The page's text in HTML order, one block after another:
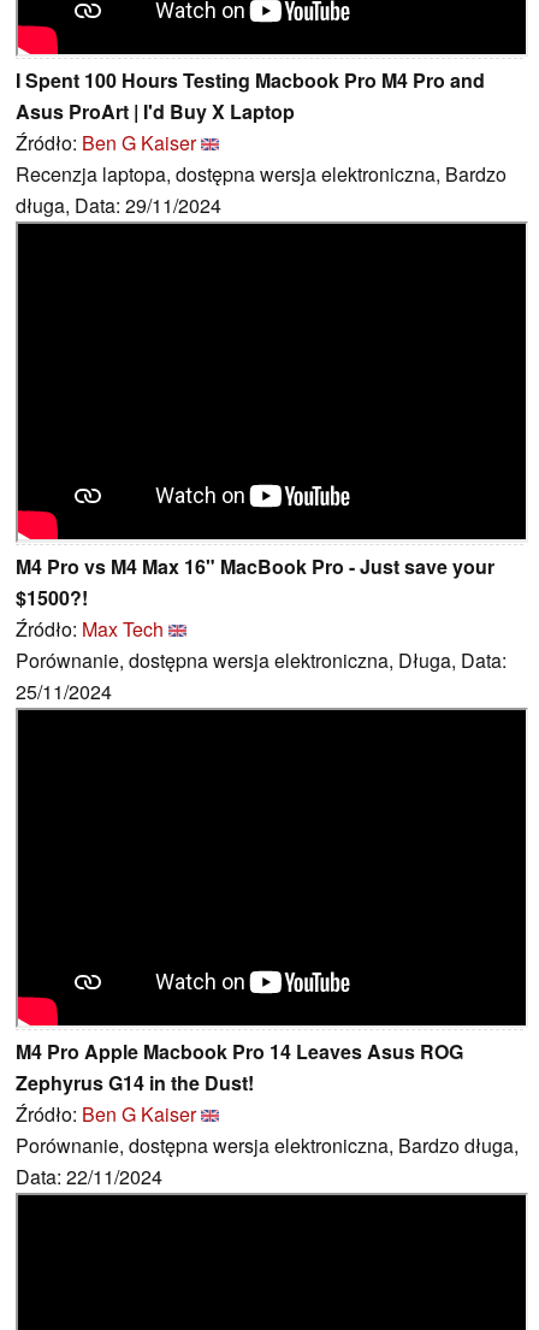
I Spent 100 Hours Testing Macbook Pro M4 Pro and
Asus ProArt | I'd Buy X Laptop
Źródło: Ben G Kaiser
Recenzja laptopa, dostępna wersja elektroniczna, Bardzo
długa, Data: 29/11/2024
M4 Pro vs M4 Max 16" MacBook Pro - Just save your
$1500?!
Źródło: Max Tech
Porównanie, dostępna wersja elektroniczna, Długa, Data:
25/11/2024
M4 Pro Apple Macbook Pro 14 Leaves Asus ROG
Zephyrus G14 in the Dust!
Źródło: Ben G Kaiser
Porównanie, dostępna wersja elektroniczna, Bardzo długa,
Data: 22/11/2024